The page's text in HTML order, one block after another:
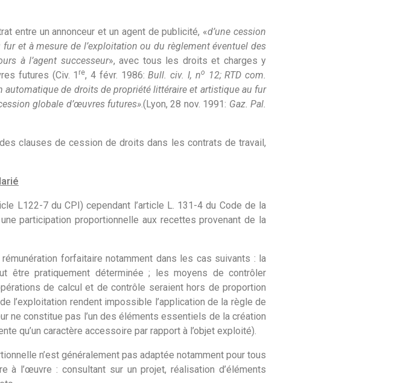
entre un annonceur et un agent de publicité, «d’une cession
et à mesure de l’exploitation ou du règlement éventuel des
à l’agent successeur», avec tous les droits et charges y
futures (Civ. 1 re, 4 févr. 1986:Bull. civ. I, no
12; RTD com.
automatique de droits de propriété littéraire et artistique au fur
globale d’œuvres futures».(Lyon, 28 nov. 1991: Gaz. Pal.
clauses de cession de droits dans les contrats de travail,
L122-7 du CPI) cependant l’article L. 131-4 du Code de la
participation proportionnelle aux recettes provenant de la
forfaitaire notamment dans les cas suivants : la
être pratiquement déterminée ; les moyens de contrôler
de calcul et de contrôle seraient hors de proportion
l’exploitation rendent impossible l’application de la règle de
ne constitue pas l’un des éléments essentiels de la création
qu’un caractère accessoire par rapport à l’objet exploité).
n’est généralement pas adaptée notamment pour tous
à l’œuvre : consultant sur un projet, réalisation d’éléments